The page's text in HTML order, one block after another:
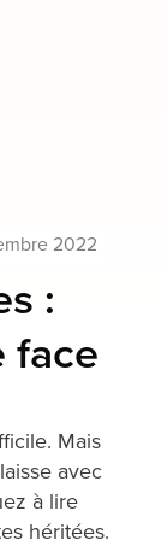
2022
:
face
Mais
avec
à lire
héritées.